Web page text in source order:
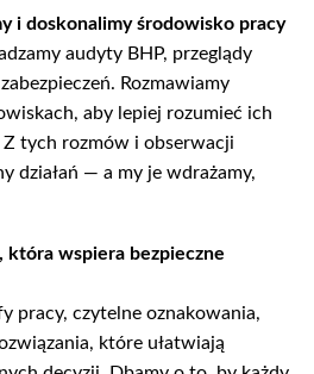
i doskonalimy środowisko pracy
audyty BHP, przeglądy
Rozmawiamy
aby lepiej rozumieć ich
tych rozmów i obserwacji
działań — a my je wdrażamy,
która wspiera bezpieczne
pracy, czytelne oznakowania,
które ułatwiają